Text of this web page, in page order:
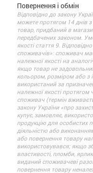
Повернення і обмін
Відповідно до закону
можете протягом 14 днів
товар, придбаний в
передбачених законом.
якості стаття 9.
споживачів»: споживач
належної якості на
якщо товар не
кольором, розміром або
використаний за
належної якості
споживач (термін
закону України «про
купує, замовляє,
продукцію для особистих
діяльністю або
або повернення товару
використовувався; якщо
властивості, пломби,
виданий споживачеві
повернення товару